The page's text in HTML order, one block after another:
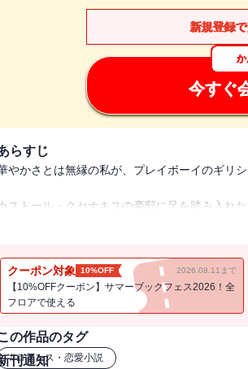
新規登録で
か
今すぐ
らすじ
やかさとは無縁の私が、プレイボーイのギリ
ストール・クセナキスの豪邸に足を踏み入れ
悔した。悪名高いギリシア富豪が連日主催する
真っ赤なコートを肩にはおり、震えている。見
「ある事業のため僕は妻が必要だ。報酬を払う
■両親亡き後、苦労して自分を育ててくれた姉
ア富豪ヒーローに売り渡そうとします。ところ
・アシェンデンが描く情感豊かなロマンスです。
クーポン対象 10%OFF 2026.08.11まで
【10%OFFクーポン】サマーブックフェス2026！全
フロアで使える
の作品のタグ
#ロマンス・恋愛小説
刊通知